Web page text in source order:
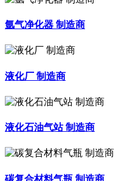
氩气净化器 制造商
液化厂 制造商
液化石油气站 制造商
碳复合材料气瓶 制造商